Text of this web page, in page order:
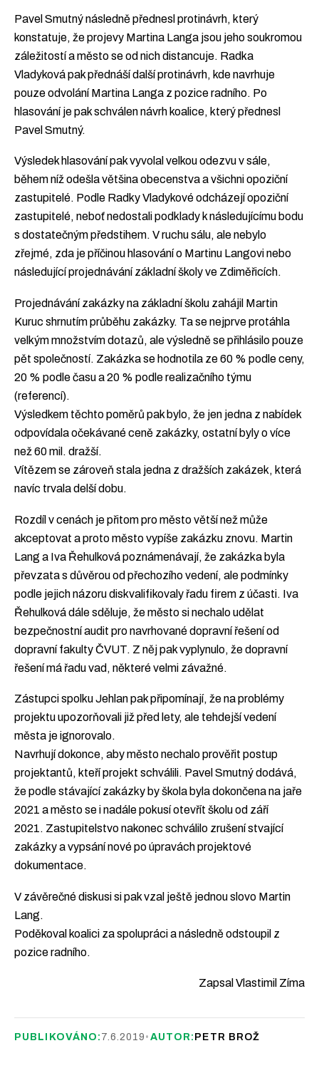
Pavel Smutný následně přednesl protinávrh, který
konstatuje, že projevy Martina Langa jsou jeho soukromou
záležitostí a město se od nich distancuje. Radka
Vladyková pak přednáší další protinávrh, kde navrhuje
pouze odvolání Martina Langa z pozice radního. Po
hlasování je pak schválen návrh koalice, který přednesl
Pavel Smutný.
Výsledek hlasování pak vyvolal velkou odezvu v sále,
během níž odešla většina obecenstva a všichni opoziční
zastupitelé. Podle Radky Vladykové odcházejí opoziční
zastupitelé, neboť nedostali podklady k následujícímu bodu
s dostatečným předstihem. V ruchu sálu, ale nebylo
zřejmé, zda je příčinou hlasování o Martinu Langovi nebo
následující projednávání základní školy ve Zdiměřicích.
Projednávání zakázky na základní školu zahájil Martin
Kuruc shrnutím průběhu zakázky. Ta se nejprve protáhla
velkým množstvím dotazů, ale výsledně se přihlásilo pouze
pět společností. Zakázka se hodnotila ze 60 % podle ceny,
20 % podle času a 20 % podle realizačního týmu
(referencí).
Výsledkem těchto poměrů pak bylo, že jen jedna z nabídek
odpovídala očekávané ceně zakázky, ostatní byly o více
než 60 mil. dražší.
Vítězem se zároveň stala jedna z dražších zakázek, která
navíc trvala delší dobu.
Rozdíl v cenách je přitom pro město větší než může
akceptovat a proto město vypíše zakázku znovu. Martin
Lang a Iva Řehulková poznámenávají, že zakázka byla
převzata s důvěrou od přechozího vedení, ale podmínky
podle jejich názoru diskvalifikovaly řadu firem z účasti. Iva
Řehulková dále sděluje, že město si nechalo udělat
bezpečnostní audit pro navrhované dopravní řešení od
dopravní fakulty ČVUT. Z něj pak vyplynulo, že dopravní
řešení má řadu vad, některé velmi závažné.
Zástupci spolku Jehlan pak připomínají, že na problémy
projektu upozorňovali již před lety, ale tehdejší vedení
města je ignorovalo.
Navrhují dokonce, aby město nechalo prověřit postup
projektantů, kteří projekt schválili. Pavel Smutný dodává,
že podle stávající zakázky by škola byla dokončena na jaře
2021 a město se i nadále pokusí otevřít školu od září
2021. Zastupitelstvo nakonec schválilo zrušení stvající
zakázky a vypsání nové po úpravách projektové
dokumentace.
V závěrečné diskusi si pak vzal ještě jednou slovo Martin
Lang.
Poděkoval koalici za spolupráci a následně odstoupil z
pozice radního.
Zapsal Vlastimil Zíma
PUBLIKOVÁNO: 7.6.2019 • AUTOR: PETR BROŽ